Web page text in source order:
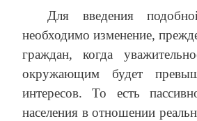
Для введения
необходимо изменение,
граждан, когда
окружающим будет
интересов. То есть
населения в отношении